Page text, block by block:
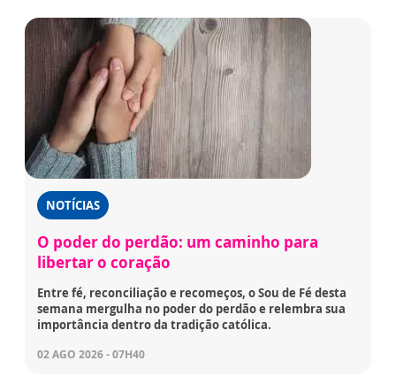
NOTÍCIAS
O poder do perdão: um caminho para
libertar o coração
Entre fé, reconciliação e recomeços, o Sou de Fé desta
semana mergulha no poder do perdão e relembra sua
importância dentro da tradição católica.
02 AGO 2026 - 07H40